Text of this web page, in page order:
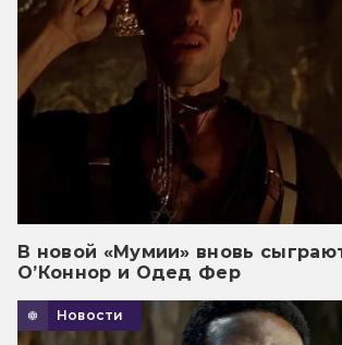
В новой «Мумии» вновь
О’Коннор и Одед Фер
Новости